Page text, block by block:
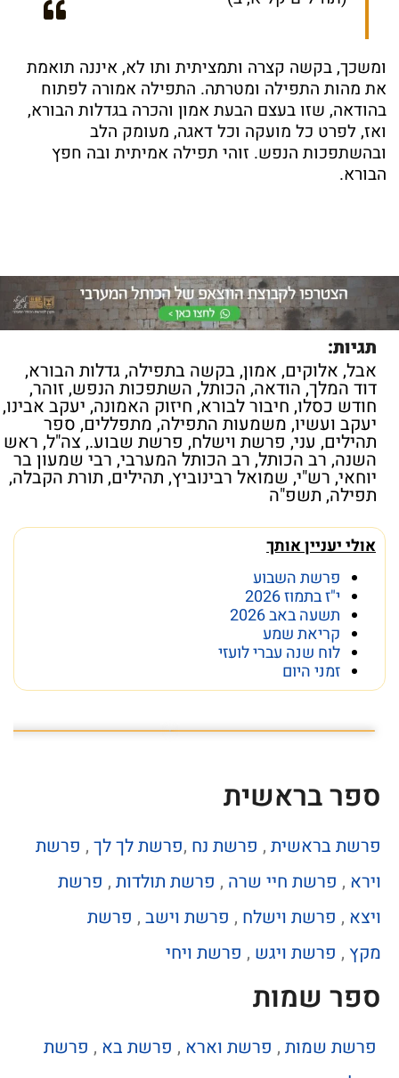
ומשכך, בקשה קצרה ותמציתית ותו לא, איננה תואמת
את מהות התפילה ומטרתה. התפילה אמורה לפתוח
בהודאה, שזו בעצם הבעת אמון והכרה בגדלות הבורא,
ואז, לפרט כל מועקה וכל דאגה, מעומק הלב
ובהשתפכות הנפש. זוהי תפילה אמיתית ובה חפץ
הבורא.
תגיות:
אבל, אלוקים, אמון, בקשה בתפילה, גדלות הבורא,
דוד המלך,הודאה,הכותל, השתפכות הנפש,זוהר,
חודש כסלו, חיבור לבורא, חיזוק האמונה, יעקב אבינו,
יעקב ועשיו, משמעות התפילה,מתפללים, ספר
תהילים, עני, פרשת וישלח, פרשת שבוע., צה"ל, ראש
השנה, רב הכותל, רב הכותל המערבי, רבי שמעון בר
יוחאי, רש"י, שמואל רבינוביץ, תהילים, תורת הקבלה,
תפילה, תשפ"ה
אולי יעניין אותך
פרשת השבוע
י"ז בתמוז 2026
תשעה באב 2026
קריאת שמע
לוח שנה עברי לועזי
זמני היום
ספר בראשית
פרשת בראשית , פרשת נח ,פרשת לך לך , פרשת
וירא , פרשת חיי שרה , פרשת תולדות , פרשת
ויצא , פרשת וישלח , פרשת וישב , פרשת
מקץ , פרשת ויגש , פרשת ויחי
ספר שמות
פרשת שמות , פרשת וארא , פרשת בא , פרשת